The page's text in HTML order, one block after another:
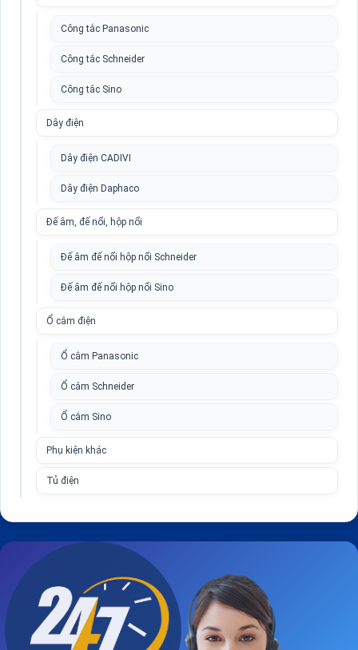
Công tắc Panasonic
Công tắc Schneider
Công tắc Sino
Dây điện
Dây điện CADIVI
Dây điện Daphaco
Đế âm, đế nổi, hộp nổi
Đế âm đế nổi hộp nổi Schneider
Đế âm đế nổi hộp nổi Sino
Ổ cắm điện
Ổ cắm Panasonic
Ổ cắm Schneider
Ổ cắm Sino
Phụ kiện khác
Tủ điện